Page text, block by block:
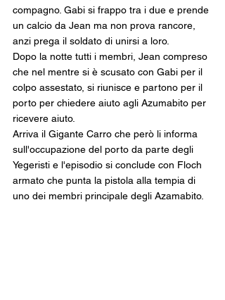
compagno. Gabi si frappo tra i due e prende
un calcio da Jean ma non prova rancore,
anzi prega il soldato di unirsi a loro.
Dopo la notte tutti i membri, Jean compreso
che nel mentre si è scusato con Gabi per il
colpo assestato, si riunisce e partono per il
porto per chiedere aiuto agli Azumabito per
ricevere aiuto.
Arriva il Gigante Carro che però li informa
sull'occupazione del porto da parte degli
Yegeristi e l'episodio si conclude con Floch
armato che punta la pistola alla tempia di
uno dei membri principale degli Azamabito.